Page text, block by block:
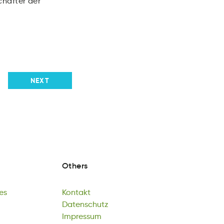
NEXT
Others
Kontakt
Kontakt
atzctnhseuD
Datenschutz
Impressum
sIrmempus
Impressum